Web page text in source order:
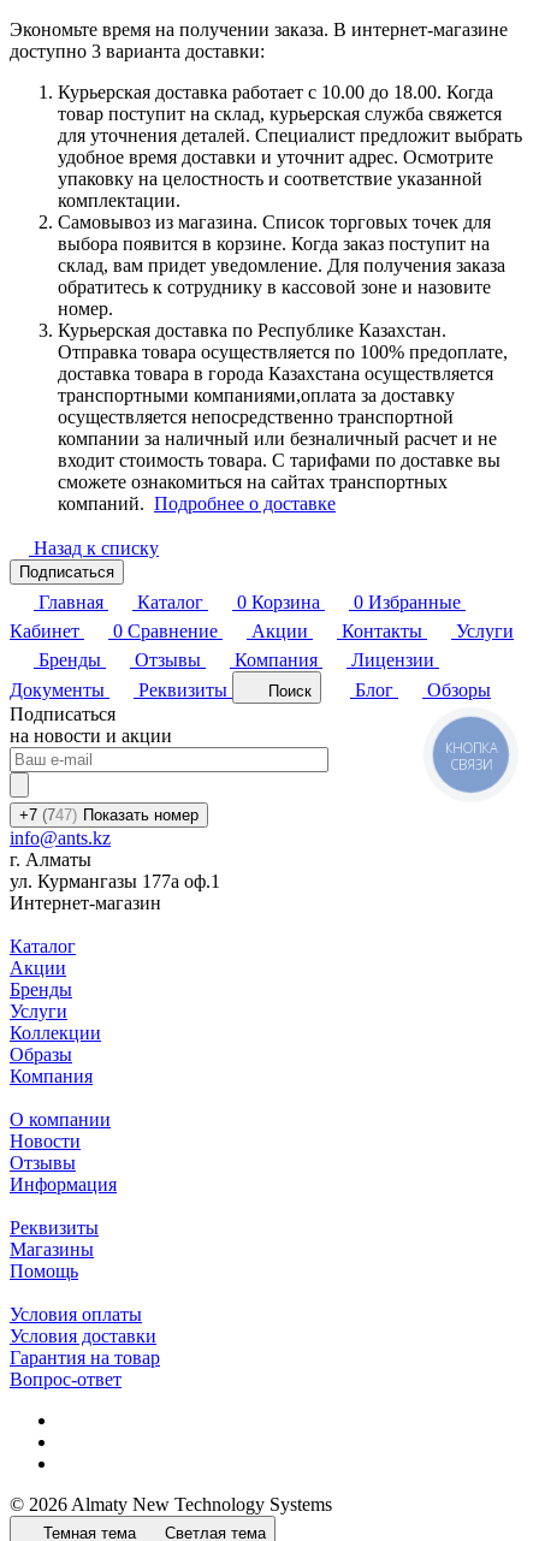
Экономьте время на получении заказа. В интернет-магазине
доступно 3 варианта доставки:
Курьерская доставка работает с 10.00 до 18.00. Когда
товар поступит на склад, курьерская служба свяжется
для уточнения деталей. Специалист предложит выбрать
удобное время доставки и уточнит адрес. Осмотрите
упаковку на целостность и соответствие указанной
комплектации.
Самовывоз из магазина. Список торговых точек для
выбора появится в корзине. Когда заказ поступит на
склад, вам придет уведомление. Для получения заказа
обратитесь к сотруднику в кассовой зоне и назовите
номер.
Курьерская доставка по Республике Казахстан.
Отправка товара осуществляется по 100% предоплате,
доставка товара в города Казахстана осуществляется
транспортными компаниями,оплата за доставку
осуществляется непосредственно транспортной
компании за наличный или безналичный расчет и не
входит стоимость товара. С тарифами по доставке вы
сможете ознакомиться на сайтах транспортных
компаний. Подробнее о доставке
Назад к списку
Подписаться
Главная Каталог 0 Корзина 0 Избранные
Кабинет
0 Сравнение Акции Контакты
Услуги
Бренды
Отзывы Компания
Лицензии
Документы
Реквизиты Поиск Блог
Обзоры
Подписаться
на новости и акции
+7 (747) Показать номер
info@ants.kz
г. Алматы
ул. Курмангазы 177а оф.1
Интернет-магазин
Каталог
Акции
Бренды
Услуги
Коллекции
Образы
Компания
О компании
Новости
Отзывы
Информация
Реквизиты
Магазины
Помощь
Условия оплаты
Условия доставки
Гарантия на товар
Вопрос-ответ
© 2026 Almaty New Technology Systems
Темная тема Светлая тема
КНОПКА
СВЯЗИ